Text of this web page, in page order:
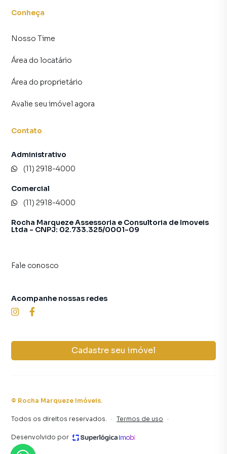
Conheça
Nosso Time
Área do locatário
Área do proprietário
Avalie seu imóvel agora
Contato
Administrativo
(11) 2918-4000
Comercial
(11) 2918-4000
Rocha Marqueze Assessoria e Consultoria de Imoveis
Ltda - CNPJ: 02.733.325/0001-09
Fale conosco
Cadastre seu imóvel
Acompanhe nossas redes
© Rocha Marqueze Imóveis.
Todos os direitos reservados. · Termos de uso ·
Desenvolvido por